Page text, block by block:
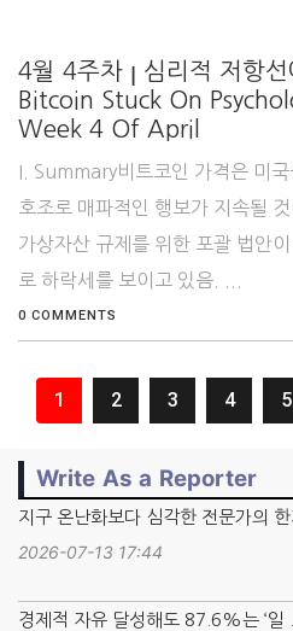
4월 4주차 ꞁ 심리적 저항
Bitcoin Stuck On
Week 4 Of April
I. Summary비트코인 가격은 미
호조로 매파적인 행보가 지속될
가상자산 규제를 위한 포괄 법안
로 하락세를 보이고 있음. ...
0 COMMENTS
1 2 3 4 5
Write As a Reporter
지구 온난화보다 심각한 전문가의 한
2026-07-13 17:44
경제적 자유 달성해도 87.6%는 ‘일